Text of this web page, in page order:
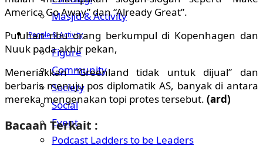
Masjid & Activity
People & Activity
Figure
Community
Society
Social
Event
Podcast Ladders to be Leaders
America Go Away” dan “Already Great”.
Puluhan ribu orang berkumpul di Kopenhagen dan
Nuuk pada akhir pekan,
Meneriakkan “Greenland tidak untuk dijual” dan
berbaris menuju pos diplomatik AS, banyak di antara
mereka mengenakan topi protes tersebut. (ard)
Bacaan Terkait :